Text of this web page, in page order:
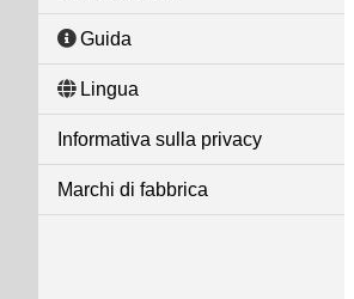
Guida
Lingua
Informativa sulla privacy
Marchi di fabbrica